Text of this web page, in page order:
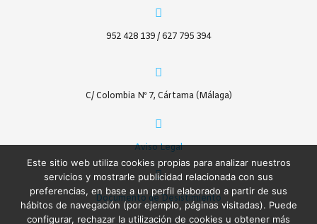
952 428 139 / 627 795 394
C/ Colombia Nº 7, Cártama (Málaga)
Aviso Legal
Documento de Desistimiento
Este sitio web utiliza cookies propias para analizar nuestros
servicios y mostrarle publicidad relacionada con sus
preferencias, en base a un perfil elaborado a partir de sus
hábitos de navegación (por ejemplo, páginas visitadas). Puede
configurar, rechazar la utilización de cookies u obtener más